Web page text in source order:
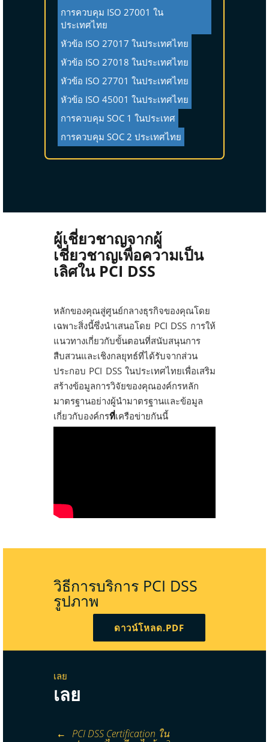
การควบคุม ISO 27001 ใน
ประเทศไทย
หัวข้อ ISO 27017 ในประเทศไทย
หัวข้อ ISO 27018 ในประเทศไทย
หัวข้อ ISO 27701 ในประเทศไทย
หัวข้อ ISO 45001 ในประเทศไทย
การควบคุม SOC 1 ในประเทศ
การควบคุม SOC 2 ประเทศไทย
ผู้เชี่ยวชาญจากผู้
เชี่ยวชาญเพื่อความเป็น
เลิศใน PCI DSS
หลักของคุณสู่ศูนย์กลางธุรกิจของคุณโดย
เฉพาะสิ่งนี้ซึ่งนำเสนอโดย PCI DSS การให้
แนวทางเกี่ยวกับขั้นตอนที่สนับสนุนการ
สืบสวนและเชิงกลยุทธ์ที่ได้รับจากส่วน
ประกอบ PCI DSS ในประเทศไทยเพื่อเสริม
สร้างข้อมูลการวิจัยของคุณองค์กรหลัก
มาตรฐานอย่างผู้นำมาตรฐานและข้อมูล
เกี่ยวกับองค์กรที่เครือข่ายกันนี้
วิธีการบริการ PCI DSS
รูปภาพ
ดาวน์โหลด.PDF
เลย
เลย
PCI DSS Certification ใน